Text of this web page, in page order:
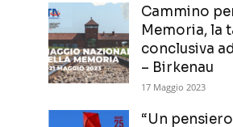
Cammino
Memoria, la
conclusiva
– Birkenau
17 Maggio 2023
“Un